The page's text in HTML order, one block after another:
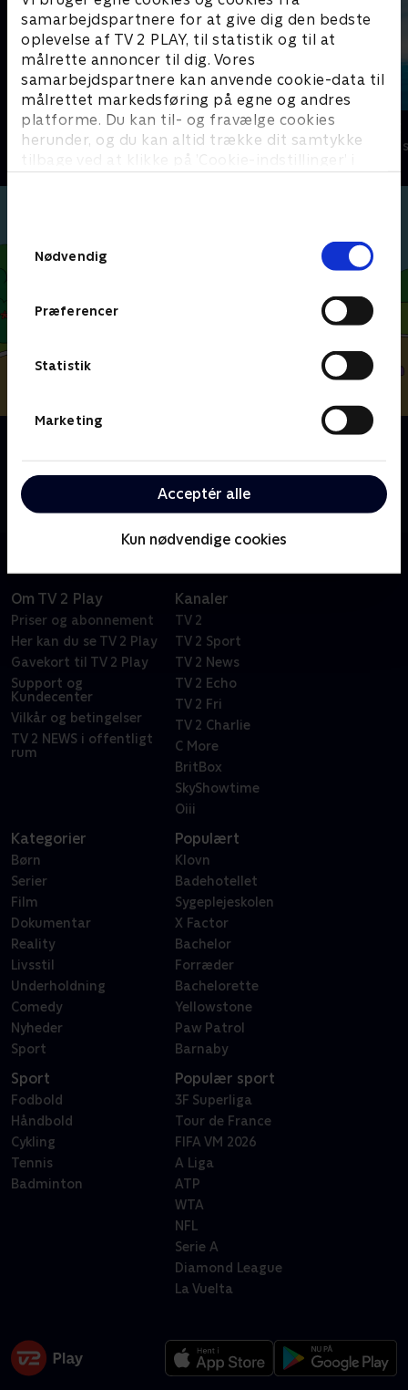
samarbejdspartnere for at give dig den bedste
oplevelse af TV 2 PLAY, til statistik og til at
målrette annoncer til dig. Vores
samarbejdspartnere kan anvende cookie-data til
målrettet markedsføring på egne og andres
platforme. Du kan til- og fravælge cookies
herunder, og du kan altid trække dit samtykke
tilbage ved at klikke på ’Cookie-indstillinger’ i
Nødvendig
Præferencer
Statistik
Marketing
Acceptér alle
Kun nødvendige cookies
Den dag Henry traf…
Børneserier • 3 sæsoner
Vicke Viking
Børneserier • 1
usandsynlige bedste venner, tager på eventyr
sammen
Om TV 2 Play
Priser og abonnement
Her kan du se TV 2 Play
Gavekort til TV 2 Play
Support og
Kundecenter
Vilkår og betingelser
TV 2 NEWS i offentligt
rum
Kanaler
TV 2
TV 2 Sport
TV 2 News
TV 2 Echo
TV 2 Fri
TV 2 Charlie
C More
BritBox
SkyShowtime
Oiii
Kategorier
Børn
Serier
Film
Dokumentar
Reality
Livsstil
Underholdning
Comedy
Nyheder
Sport
Populært
Klovn
Badehotellet
Sygeplejeskolen
X Factor
Bachelor
Forræder
Bachelorette
Yellowstone
Paw Patrol
Barnaby
Sport
Fodbold
Håndbold
Cykling
Tennis
Badminton
Populær sport
3F Superliga
Tour de France
FIFA VM 2026
A Liga
ATP
WTA
NFL
Serie A
Diamond League
La Vuelta